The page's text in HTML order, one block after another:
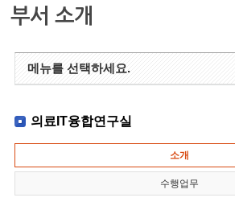
부서 소개
메뉴를 선택하세요.
의료IT융합연구실
소개
수행업무